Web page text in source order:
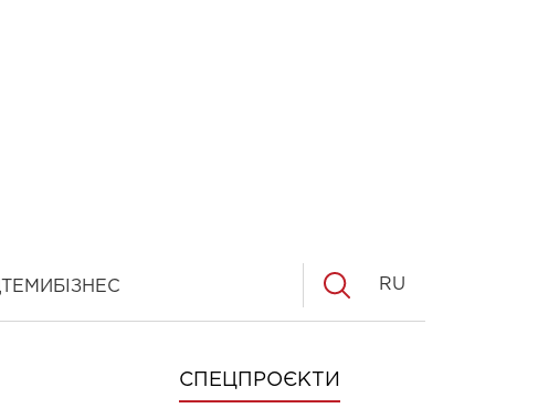
БІЗНЕС RU
СПЕЦПРОЄКТИ